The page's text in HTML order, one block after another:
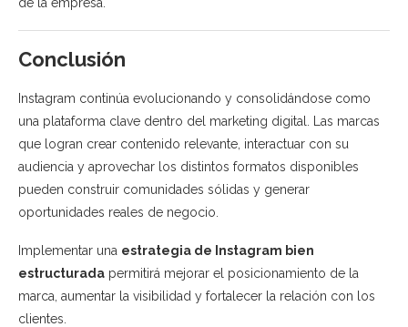
Conclusión
Instagram continúa evolucionando y consolidándose como
una plataforma clave dentro del marketing digital. Las marcas
que logran crear contenido relevante, interactuar con su
audiencia y aprovechar los distintos formatos disponibles
pueden construir comunidades sólidas y generar
oportunidades reales de negocio.
Implementar una estrategia de Instagram bien
estructurada permitirá mejorar el posicionamiento de la
marca, aumentar la visibilidad y fortalecer la relación con los
clientes.